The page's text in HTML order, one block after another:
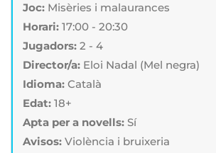
Joc: Misèries i malaurances
Horari: 17:00 - 20:30
Jugadors: 2 - 4
Director/a: Eloi Nadal (Mel negra)
Idioma: Català
Edat: 18+
Apta per a novells: Sí
Avisos: Violència i bruixeria